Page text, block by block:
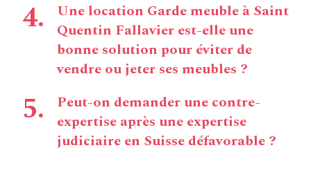
Une location Garde meuble à Saint
Quentin Fallavier est-elle une
bonne solution pour éviter de
vendre ou jeter ses meubles ?
Peut-on demander une contre-
expertise après une expertise
judiciaire en Suisse défavorable ?